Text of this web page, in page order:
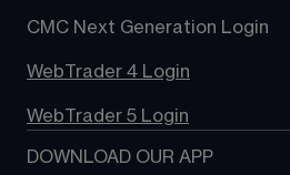
CMC Next Generation Login
WebTrader 4 Login
WebTrader 5 Login
DOWNLOAD OUR APP